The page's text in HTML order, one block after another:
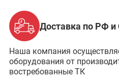
Доставка по РФ и
Наша компания
оборудования от
востребованные ТК